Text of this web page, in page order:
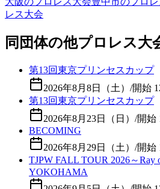
レス大会
同団体の他プロレス大
第13回東京プリンセスカップ
2026年8月8日（土） /開始
第13回東京プリンセスカップ
2026年8月23日（日） /開始
BECOMING
2026年8月29日（土） /開始
TJPW FALL TOUR 2026～Ray
YOKOHAMA